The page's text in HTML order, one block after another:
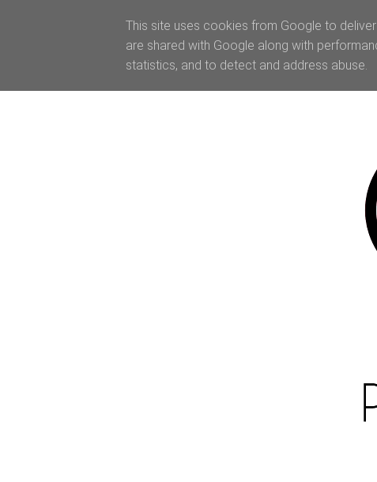
This site uses cookies from Google to
are shared with Google along with
statistics, and to detect and address abuse.